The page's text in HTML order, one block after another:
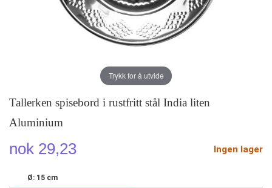
Tallerken spisebord i rustfritt stål India liten
Aluminium
nok 29,23 Ingen lager
Ø: 15 cm
Trykk for å utvide